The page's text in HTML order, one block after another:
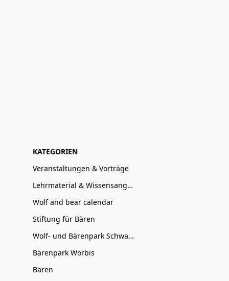
KATEGORIEN
Veranstaltungen & Vorträge
Lehrmaterial & Wissensangebote
Wolf and bear calendar
Stiftung für Bären
Wolf- und Bärenpark Schwarzwald
Bärenpark Worbis
Bären